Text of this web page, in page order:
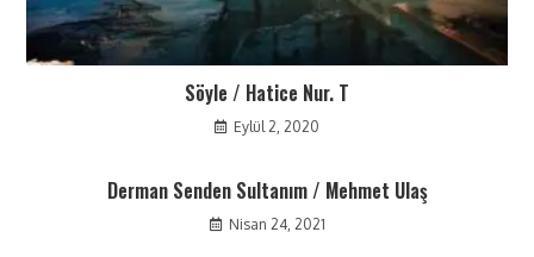
Söyle / Hatice Nur. T
Eylül 2, 2020
Derman Senden Sultanım / Mehmet Ulaş
Nisan 24, 2021